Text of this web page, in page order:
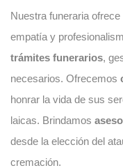
Nuestra funeraria ofrece
empatía y
trámites funerarios,
necesarios. Ofrecemos
honrar la vida de sus
laicas. Brindamos
desde la elección del
cremación.